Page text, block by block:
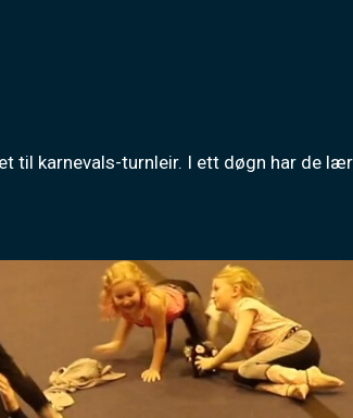
til karnevals-turnleir. I ett døgn har de